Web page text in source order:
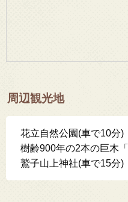
周辺観光地
花立自然公園(車で10分)
樹齢900年の2本の巨木
鷲子山上神社(車で15分)